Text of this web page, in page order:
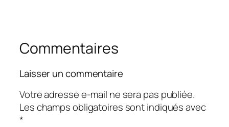
Commentaires
Laisser un commentaire
Votre adresse e-mail ne sera pas publiée.
Les champs obligatoires sont indiqués avec
*